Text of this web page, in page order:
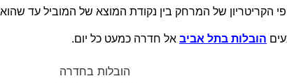
הקריטריון של המרחק בין נקודת המוצא של המוביל עד
הובלות בתל אביב אל חדרה כמעט כל יום.